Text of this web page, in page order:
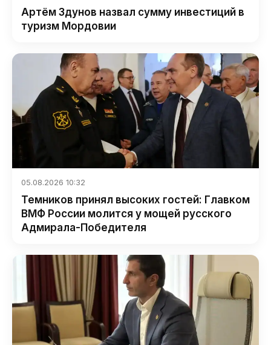
Артём Здунов назвал сумму инвестиций в
туризм Мордовии
05.08.2026 10:32
Темников принял высоких гостей: Главком
ВМФ России молится у мощей русского
Адмирала-Победителя